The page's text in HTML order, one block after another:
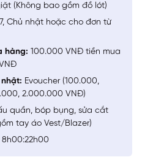
(Không bao gồm đồ lót)
Chủ nhật hoặc cho đơn từ
hàng: 100.000 VNĐ tiền mua
Evoucher (100.000,
2.000.000 VNĐ)
quần, bóp bụng, sửa cắt
tay áo Vest/Blazer)
8h00:22h00